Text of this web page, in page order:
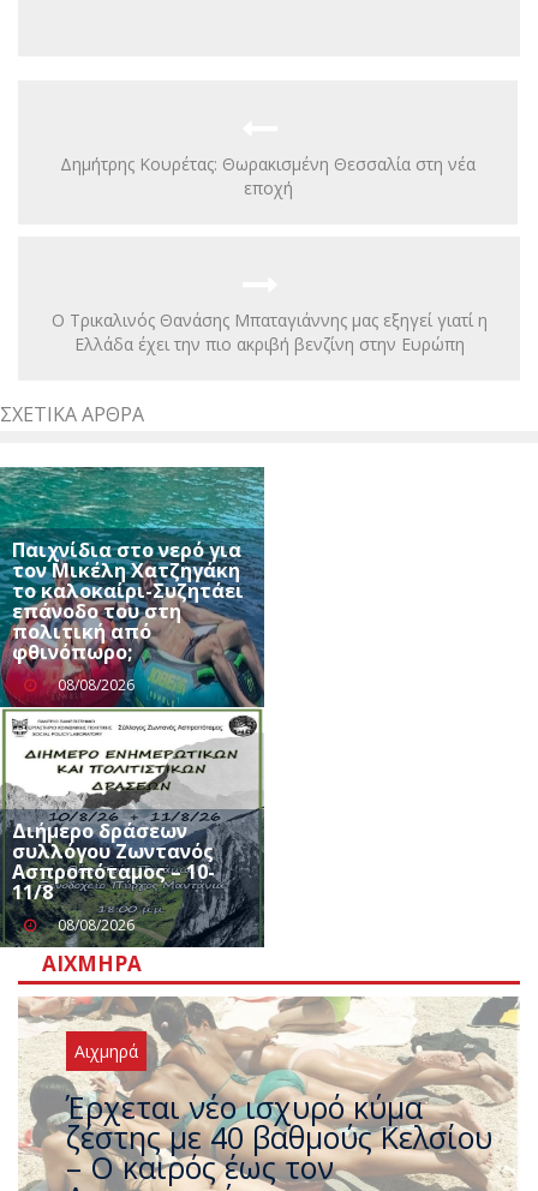
Δημήτρης Κουρέτας: Θωρακισμένη Θεσσαλία στη νέα
εποχή
Ο Τρικαλινός Θανάσης Μπαταγιάννης μας εξηγεί γιατί η
Ελλάδα έχει την πιο ακριβή βενζίνη στην Ευρώπη
ΣΧΕΤΙΚΆ ΆΡΘΡΑ
Παιχνίδια στο νερό για
τον Μικέλη Χατζηγάκη
το καλοκαίρι-Συζητάει
επάνοδο του στη
πολιτική από
φθινόπωρο;
08/08/2026
Διήμερο δράσεων
συλλόγου Ζωντανός
Ασπροπόταμος – 10-
11/8
08/08/2026
ΑΙΧΜΗΡΆ
Αιχμηρά
Άφαντος ο Τσίπρας… την ώρα
που η χώρα καίγεται